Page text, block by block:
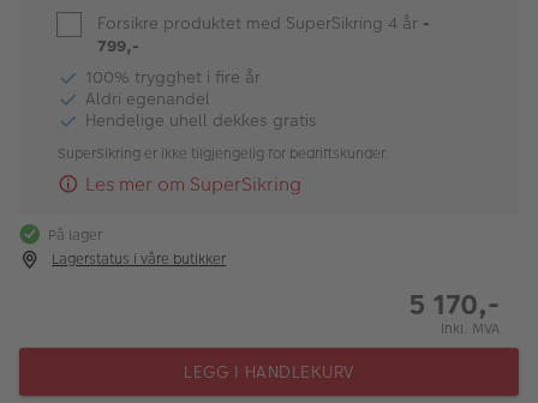
Fotokurs
Inspirasjon
Butikkoversikt
Forsikre produktet med SuperSikring 4 år -
799,-
100% trygghet i fire år
Aldri egenandel
Hendelige uhell dekkes gratis
SuperSikring er ikke tilgjengelig for bedriftskunder.
Les mer om SuperSikring
På lager
Lagerstatus i våre butikker
5 170,-
Inkl. MVA
LEGG I HANDLEKURV